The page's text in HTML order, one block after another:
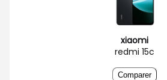
xiaomi
redmi 15c
Comparer